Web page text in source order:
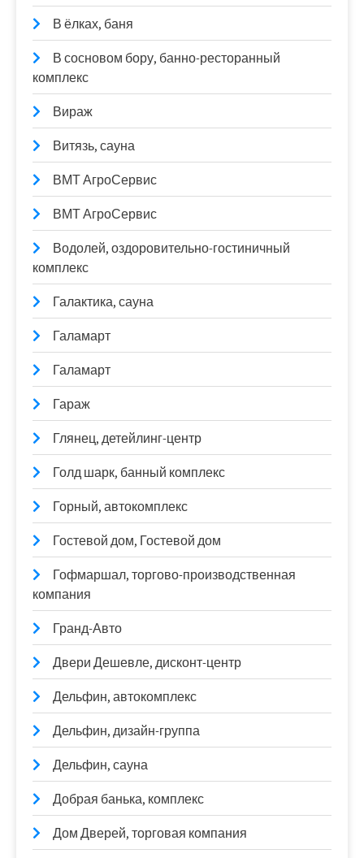
В ёлках, баня
В сосновом бору, банно-ресторанный
комплекс
Вираж
Витязь, сауна
ВМТ АгроСервис
ВМТ АгроСервис
Водолей, оздоровительно-гостиничный
комплекс
Галактика, сауна
Галамарт
Галамарт
Гараж
Глянец, детейлинг-центр
Голд шарк, банный комплекс
Горный, автокомплекс
Гостевой дом, Гостевой дом
Гофмаршал, торгово-производственная
компания
Гранд-Авто
Двери Дешевле, дисконт-центр
Дельфин, автокомплекс
Дельфин, дизайн-группа
Дельфин, сауна
Добрая банька, комплекс
Дом Дверей, торговая компания